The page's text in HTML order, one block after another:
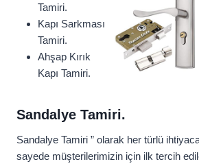
Tamiri.
Kapı Sarkması
Tamiri.
Ahşap Kırık
Kapı Tamiri.
Sandalye Tamiri.
Sandalye Tamiri ” olarak her türlü
sayede müşterilerimizin için ilk tercih